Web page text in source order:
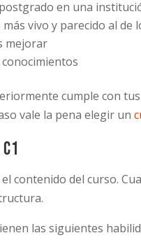
en una
vivo y parecido al de
mejorar
cumple con
vale la pena elegir un
contenido del curso.
las siguientes